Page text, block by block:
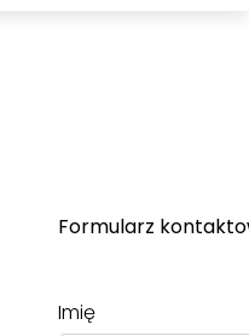
Formularz
Imię